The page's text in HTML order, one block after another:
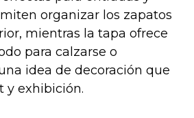
organizar los zapatos
mientras la tapa ofrece
para calzarse o
idea de decoración que
y exhibición.